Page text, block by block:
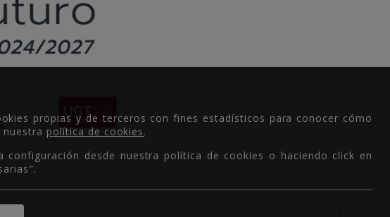
propias y de terceros con fines estadísticos para conocer cómo
política de cookies.
desde nuestra política de cookies o haciendo click en